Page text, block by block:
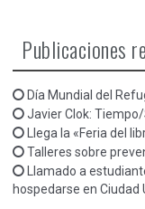
Publicaciones
Día Mundial del
Javier Clok:
Llega la «Feria del
Talleres sobre
Llamado a
hospedarse en Ciudad